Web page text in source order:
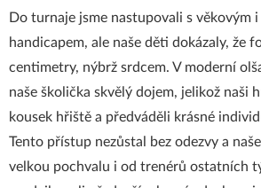
Do turnaje jsme nastupovali s věkovým
handicapem, ale naše děti dokázaly, že
centimetry, nýbrž srdcem. V moderní
naše školička skvělý dojem, jelikož naši
kousek hřiště a předváděli krásné
Tento přístup nezůstal bez odezvy a
velkou pochvalu i od trenérů ostatních